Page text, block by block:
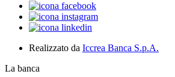
Realizzato da Iccrea Banca S.p.A.
La banca